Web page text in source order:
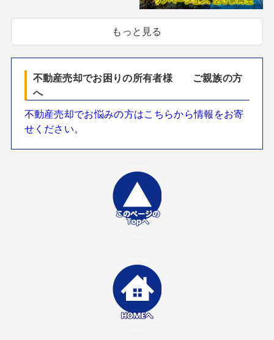
もっと見る
不動産売却でお困りの所有者様 ご親族の方
へ
不動産売却でお悩みの方はこちらから情報をお寄
せください。